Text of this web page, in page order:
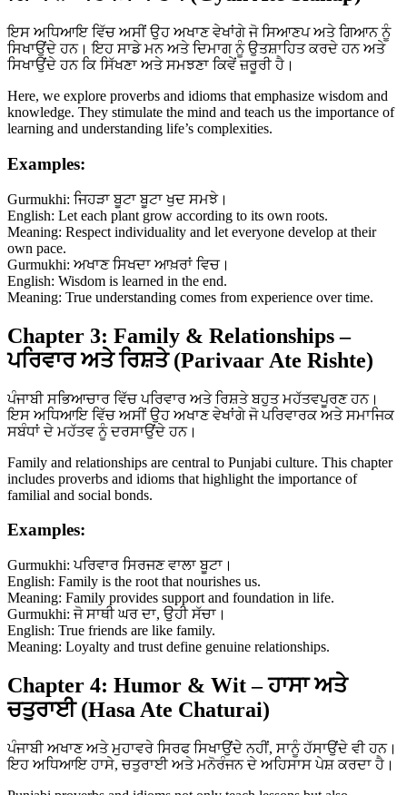
ਇਸ ਅਧਿਆਇ ਵਿੱਚ ਅਸੀਂ ਉਹ ਅਖਾਣ ਵੇਖਾਂਗੇ ਜੋ ਸਿਆਣਪ ਅਤੇ ਗਿਆਨ ਨੂੰ
ਸਿਖਾਉਂਦੇ ਹਨ। ਇਹ ਸਾਡੇ ਮਨ ਅਤੇ ਦਿਮਾਗ ਨੂੰ ਉਤਸ਼ਾਹਿਤ ਕਰਦੇ ਹਨ ਅਤੇ
ਸਿਖਾਉਂਦੇ ਹਨ ਕਿ ਸਿੱਖਣਾ ਅਤੇ ਸਮਝਣਾ ਕਿਵੇਂ ਜ਼ਰੂਰੀ ਹੈ।
Here, we explore proverbs and idioms that emphasize wisdom and
knowledge. They stimulate the mind and teach us the importance of
learning and understanding life’s complexities.
Examples:
Gurmukhi: ਜਿਹੜਾ ਬੂਟਾ ਬੂਟਾ ਖੁਦ ਸਮਝੇ।
English: Let each plant grow according to its own roots.
Meaning: Respect individuality and let everyone develop at their
own pace.
Gurmukhi: ਅਖਾਣ ਸਿਖਦਾ ਆਖ਼ਰਾਂ ਵਿਚ।
English: Wisdom is learned in the end.
Meaning: True understanding comes from experience over time.
Chapter 3: Family & Relationships –
ਪਰਿਵਾਰ ਅਤੇ ਰਿਸ਼ਤੇ (Parivaar Ate Rishte)
ਪੰਜਾਬੀ ਸਭਿਆਚਾਰ ਵਿੱਚ ਪਰਿਵਾਰ ਅਤੇ ਰਿਸ਼ਤੇ ਬਹੁਤ ਮਹੱਤਵਪੂਰਣ ਹਨ।
ਇਸ ਅਧਿਆਇ ਵਿੱਚ ਅਸੀਂ ਉਹ ਅਖਾਣ ਵੇਖਾਂਗੇ ਜੋ ਪਰਿਵਾਰਕ ਅਤੇ ਸਮਾਜਿਕ
ਸਬੰਧਾਂ ਦੇ ਮਹੱਤਵ ਨੂੰ ਦਰਸਾਉਂਦੇ ਹਨ।
Family and relationships are central to Punjabi culture. This chapter
includes proverbs and idioms that highlight the importance of
familial and social bonds.
Examples:
Gurmukhi: ਪਰਿਵਾਰ ਸਿਰਜਣ ਵਾਲਾ ਬੂਟਾ।
English: Family is the root that nourishes us.
Meaning: Family provides support and foundation in life.
Gurmukhi: ਜੋ ਸਾਥੀ ਘਰ ਦਾ, ਉਹੀ ਸੱਚਾ।
English: True friends are like family.
Meaning: Loyalty and trust define genuine relationships.
Chapter 4: Humor & Wit – ਹਾਸਾ ਅਤੇ
ਚਤੁਰਾਈ (Hasa Ate Chaturai)
ਪੰਜਾਬੀ ਅਖਾਣ ਅਤੇ ਮੁਹਾਵਰੇ ਸਿਰਫ ਸਿਖਾਉਂਦੇ ਨਹੀਂ, ਸਾਨੂੰ ਹੱਸਾਉਂਦੇ ਵੀ ਹਨ।
ਇਹ ਅਧਿਆਇ ਹਾਸੇ, ਚਤੁਰਾਈ ਅਤੇ ਮਨੋਰੰਜਨ ਦੇ ਅਹਿਸਾਸ ਪੇਸ਼ ਕਰਦਾ ਹੈ।